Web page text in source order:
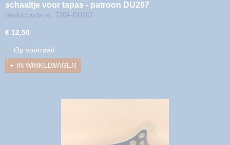
schaaltje voor tapas - patroon DU207
productnummer: 720A-DU207
€ 12,50
✓ Op voorraad
IN WINKELWAGEN